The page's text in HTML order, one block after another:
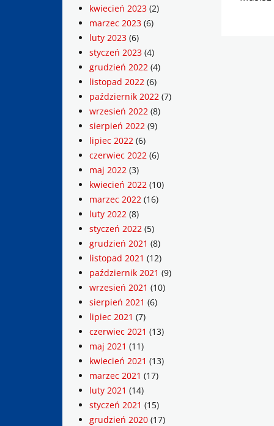
kwiecień 2023 (2)
marzec 2023 (6)
luty 2023 (6)
styczeń 2023 (4)
grudzień 2022 (4)
listopad 2022 (6)
październik 2022 (7)
wrzesień 2022 (8)
sierpień 2022 (9)
lipiec 2022 (6)
czerwiec 2022 (6)
maj 2022 (3)
kwiecień 2022 (10)
marzec 2022 (16)
luty 2022 (8)
styczeń 2022 (5)
grudzień 2021 (8)
listopad 2021 (12)
październik 2021 (9)
wrzesień 2021 (10)
sierpień 2021 (6)
lipiec 2021 (7)
czerwiec 2021 (13)
maj 2021 (11)
kwiecień 2021 (13)
marzec 2021 (17)
luty 2021 (14)
styczeń 2021 (15)
grudzień 2020 (17)